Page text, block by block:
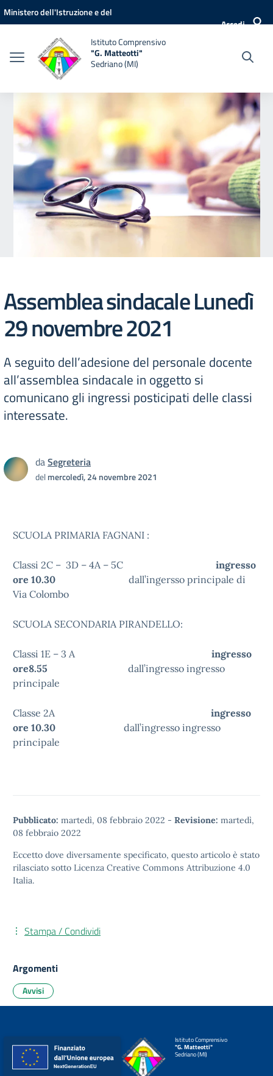
Vai ai contenuti
Vai al menu di navigazione
Vai al footer
Ministero dell'Istruzione e del
Accedi
Istituto Comprensivo
"G. Matteotti"
Sedriano (MI)
Assemblea sindacale Lunedì
29 novembre 2021
A seguito dell’adesione del personale docente
all’assemblea sindacale in oggetto si
comunicano gli ingressi posticipati delle classi
interessate.
daSegreteria
delmercoledì, 24 novembre 2021
SCUOLA PRIMARIA FAGNANI :
Classi 2C – 3D – 4A – 5C ingresso
ore 10.30 dall’ingersso principale di
Via Colombo
SCUOLA SECONDARIA PIRANDELLO:
Classi 1E – 3 A ingresso
ore8.55 dall’ingresso ingresso
principale
Classe 2A
ingresso
ore 10.30 dall’ingresso ingresso
principale
Pubblicato: martedì, 08 febbraio 2022 - Revisione: martedì,
08 febbraio 2022
Eccetto dove diversamente specificato, questo articolo è stato
rilasciato sotto Licenza Creative Commons Attribuzione 4.0
Italia.
Stampa / Condividi
Argomenti
Avvisi
Istituto Comprensivo
"G. Matteotti"
Sedriano (MI)